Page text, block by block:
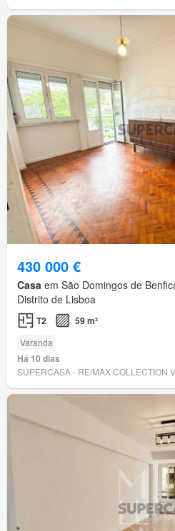
430 000 €
Casa em São Domingos de
Distrito de Lisboa
T2 59 m²
Varanda
Há 10 dias
SUPERCASA - RE/MAX COLLECTION